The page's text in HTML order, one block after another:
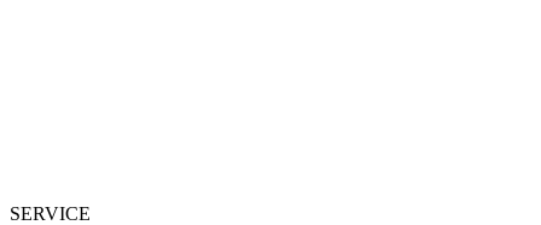
SERVICE